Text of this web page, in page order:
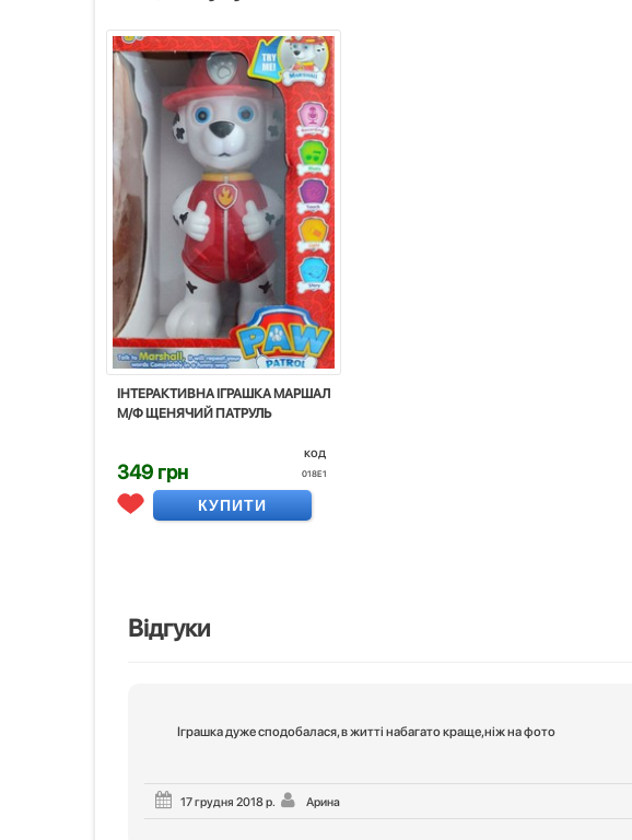
ІНТЕРАКТИВНА ІГРАШКА МАРШАЛ
М/Ф ЩЕНЯЧИЙ ПАТРУЛЬ
349 грн
код
018Е1
КУПИТИ
Відгуки
Іграшка дуже сподобалася, в житті набагато краще,ніж на фото
17 грудня 2018 р. Арина